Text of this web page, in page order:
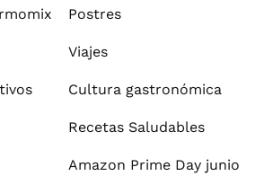
Postres
Viajes
Cultura gastronómica
Recetas Saludables
Amazon Prime Day junio